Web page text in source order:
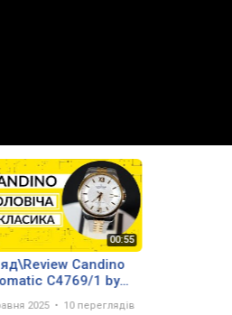
Candino
C4769/1 by
2025 10 переглядів